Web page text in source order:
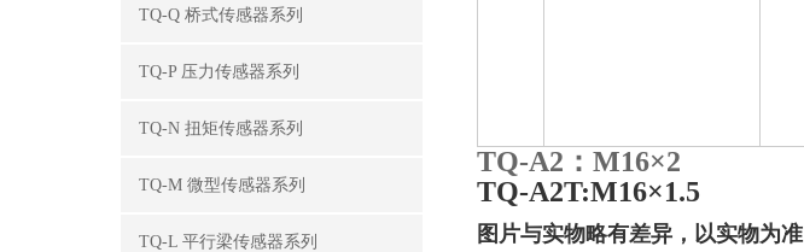
TQ-Q 桥式传感器系列
TQ-P 压力传感器系列
TQ-N 扭矩传感器系列
TQ-M 微型传感器系列
TQ-L 平行梁传感器系列
TQ-A2：M16×2
TQ-A2T:M16×1.5
图片与实物略有差异，以实物为准